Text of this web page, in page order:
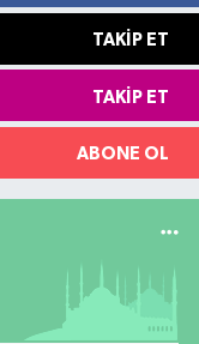
TAKIP ET
TAKIP ET
ABONE OL